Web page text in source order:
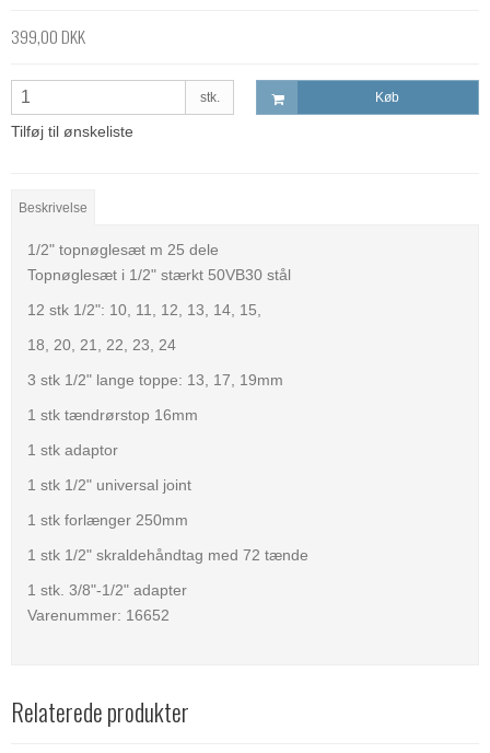
399,00 DKK
stk. Køb
Tilføj til ønskeliste
Beskrivelse
1/2" topnøglesæt m 25 dele
Topnøglesæt i 1/2" stærkt 50VB30 stål
12 stk 1/2": 10, 11, 12, 13, 14, 15,
18, 20, 21, 22, 23, 24
3 stk 1/2" lange toppe: 13, 17, 19mm
1 stk tændrørstop 16mm
1 stk adaptor
1 stk 1/2" universal joint
1 stk forlænger 250mm
1 stk 1/2" skraldehåndtag med 72 tænde
1 stk. 3/8"-1/2" adapter
Varenummer: 16652
Relaterede produkter